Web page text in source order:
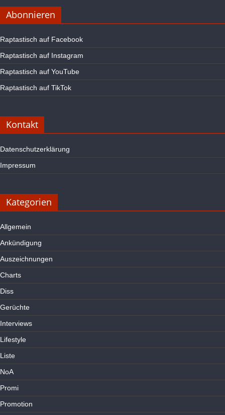
Abonnieren
Raptastisch auf Facebook
Raptastisch auf Instagram
Raptastisch auf YouTube
Raptastisch auf TikTok
Kontakt
Datenschutzerklärung
Impressum
Kategorien
Allgemein
Ankündigung
Auszeichnungen
Charts
Diss
Gerüchte
Interviews
Lifestyle
Liste
NoA
Promi
Promotion